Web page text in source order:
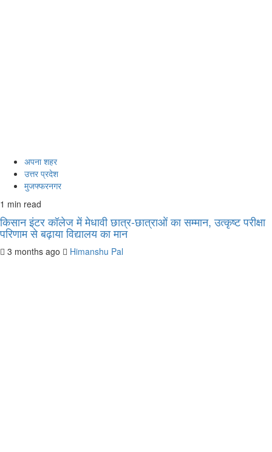
अपना शहर
उत्तर प्रदेश
मुजफ्फरनगर
1 min read
किसान इंटर कॉलेज में मेधावी छात्र-छात्राओं का सम्मान, उत्कृष्ट परीक्षा
परिणाम से बढ़ाया विद्यालय का मान
3 months ago Himanshu Pal